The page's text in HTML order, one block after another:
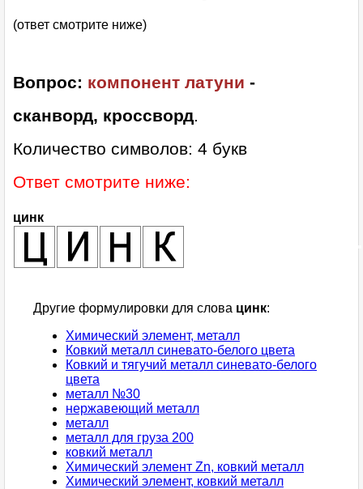
(ответ смотрите ниже)
Вопрос: компонент латуни -
сканворд, кроссворд.
Количество символов: 4 букв
Ответ смотрите ниже:
цинк
Другие формулировки для слова цинк:
Химический элемент, металл
Ковкий металл синевато-белого цвета
Ковкий и тягучий металл синевато-белого
цвета
металл №30
нержавеющий металл
металл
металл для груза 200
ковкий металл
Химический элемент Zn, ковкий металл
Химический элемент, ковкий металл